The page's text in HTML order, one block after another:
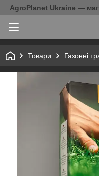
AgroPlanet Ukraine —
Товари Газонні